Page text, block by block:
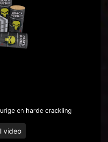
en harde crackling
video